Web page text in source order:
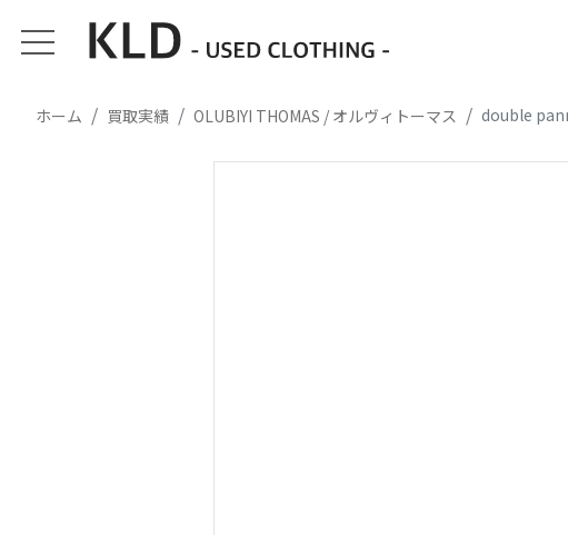
ホーム 買取実績 OLUBIYI THOMAS / オルヴィトーマス double